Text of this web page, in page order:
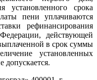
установленного срока
пени уплачиваются
рефинансирования
действующей
в срок суммы
установленных
допускается.